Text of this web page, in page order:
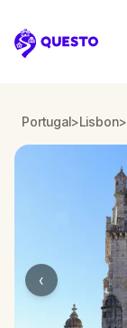
Questo
Portugal>Lisbon>
‹